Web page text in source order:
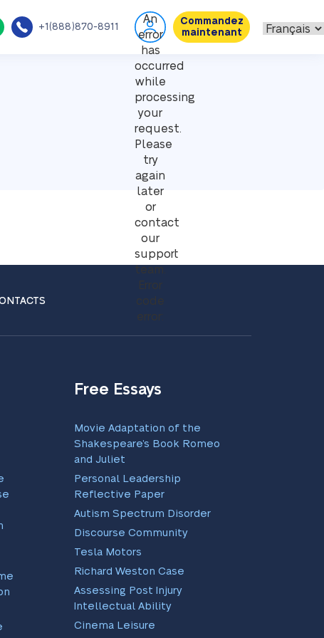
+1(888)870-8911
An
error
has
occurred
while
processing
your
request.
Please
try
again
later
or
contact
our
support
team.
Error
code
error:
Commandez
maintenant
Free Essays
Movie Adaptation of the
Shakespeare’s Book Romeo
and Juliet
Personal Leadership
Reflective Paper
Autism Spectrum Disorder
Discourse Community
Tesla Motors
Richard Weston Case
Assessing Post Injury
Intellectual Ability
Cinema Leisure